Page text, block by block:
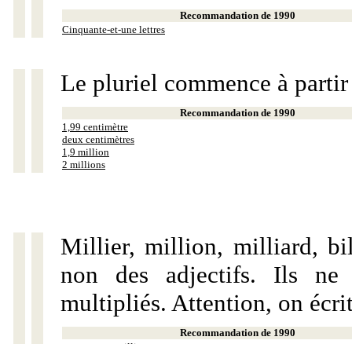
Recommandation de 1990
Cinquante-et-une lettres
Le pluriel commence à
Recommandation de 1990
1,99 centimètre
deux centimètres
1,9 million
2 millions
Millier, million, milliard,
non des adjectifs. Ils ne
multipliés. Attention, on
Recommandation de 1990